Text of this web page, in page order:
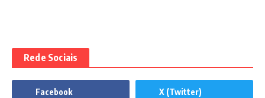
Rede Sociais
Facebook
X (Twitter)